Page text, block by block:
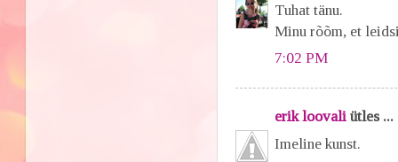
Tuhat tänu.
Minu rõõm, et
7:02 PM
erik loovali ütles ...
Imeline kunst.